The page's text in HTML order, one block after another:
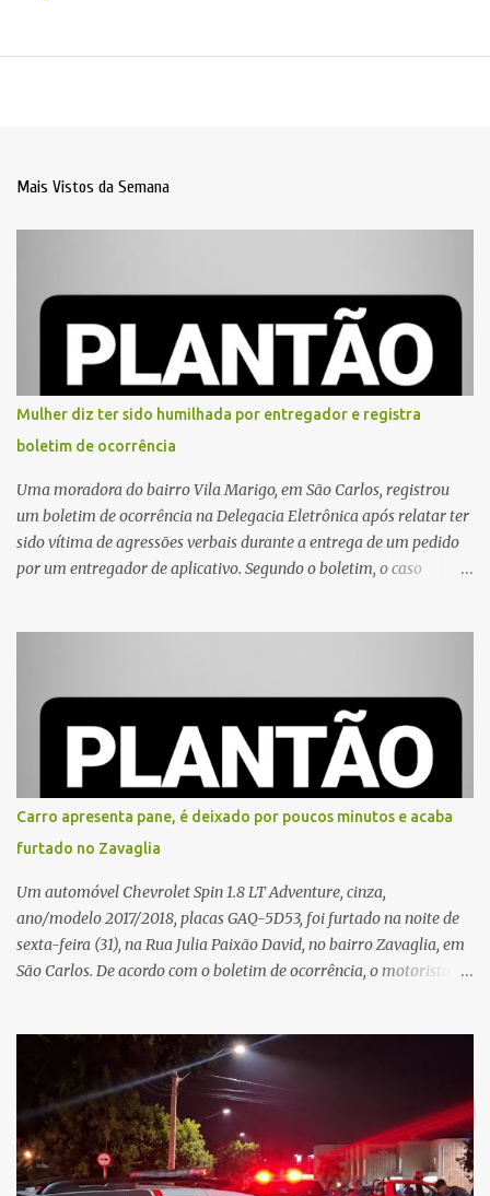
Mais Vistos da Semana
Mulher diz ter sido humilhada por entregador e registra
boletim de ocorrência
Uma moradora do bairro Vila Marigo, em São Carlos, registrou
um boletim de ocorrência na Delegacia Eletrônica após relatar ter
sido vítima de agressões verbais durante a entrega de um pedido
por um entregador de aplicativo. Segundo o boletim, o caso
proximidades. Ainda conforme o registro policial, a vítima relatou
que, ao receber a entrega, voltou a ser ofendida com palavras de
baixo calão e insultos. Ela informou à Polícia Civil que mora
sozinha e que se sentiu ameaçada, coagida e humilhada com a
situação. Fonte: São Carlos Agora
Carro apresenta pane, é deixado por poucos minutos e acaba
furtado no Zavaglia
Um automóvel Chevrolet Spin 1.8 LT Adventure, cinza,
ano/modelo 2017/2018, placas GAQ-5D53, foi furtado na noite de
sexta-feira (31), na Rua Julia Paixão David, no bairro Zavaglia, em
São Carlos. De acordo com o boletim de ocorrência, o motorista
partida. Ainda segundo o registro policial, o condutor estacionou o
carro, certificou-se de que todas as portas estavam trancadas,
permaneceu com a chave de ignição e se ausentou do local por
cerca de dez minutos para buscar ajuda. Ao retornar, constatou
que o automóvel havia desaparecido. A vítima realizou buscas
pelas imediações, mas não conseguiu localizar o veículo.